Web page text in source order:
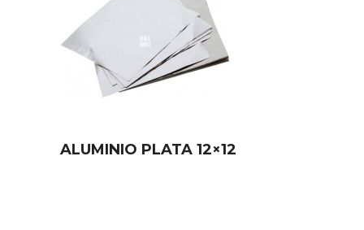
ALUMINIO PLATA 12×12